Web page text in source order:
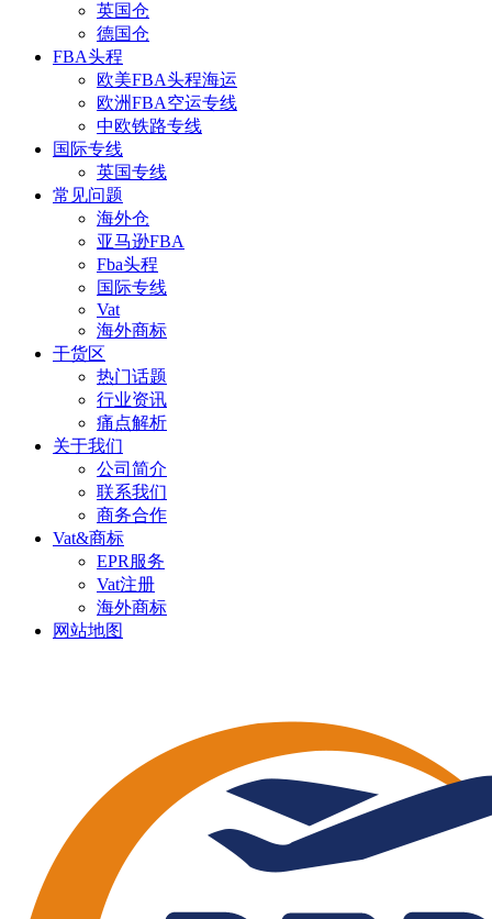
英国仓
德国仓
FBA头程
欧美FBA头程海运
欧洲FBA空运专线
中欧铁路专线
国际专线
英国专线
常见问题
海外仓
亚马逊FBA
Fba头程
国际专线
Vat
海外商标
干货区
热门话题
行业资讯
痛点解析
关于我们
公司简介
联系我们
商务合作
Vat&商标
EPR服务
Vat注册
海外商标
网站地图